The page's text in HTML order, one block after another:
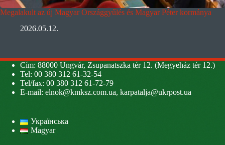
Megalakult az új Magyar Országgyűlés és Magyar Péter kormánya
2026.05.12.
Cím: 88000 Ungvár, Zsupanatszka tér 12. (Megyeház tér 12.)
Tel: 00 380 312 61-32-54
Tel/fax: 00 380 312 61-72-79
E-mail: elnok@kmksz.com.ua, karpatalja@ukrpost.ua
Українська
Magyar